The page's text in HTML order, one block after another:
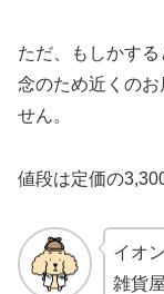
ただ、もしかする
念のため近くの
せん。
値段は定価の
イオ
雑貨